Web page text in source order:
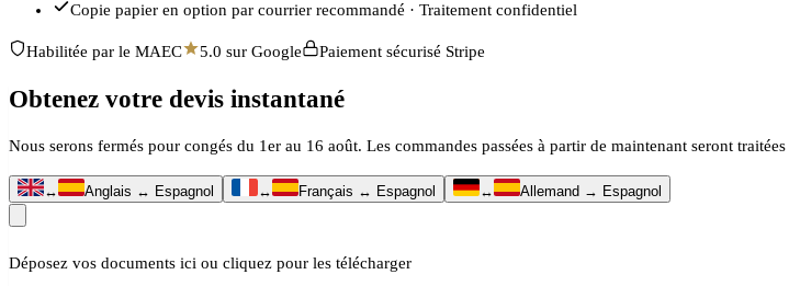
Copie papier en option par courrier recommandé · Traitement confidentiel
Habilitée par le MAEC 5.0 sur Google Paiement sécurisé Stripe
Obtenez votre devis instantané
Nous serons fermés pour congés du 1er au 16 août. Les commandes passées à partir de maintenant seront
↔ Anglais ↔ Espagnol ↔ Français ↔ Espagnol ↔ Allemand → Espagnol
Déposez vos documents ici ou cliquez pour les télécharger